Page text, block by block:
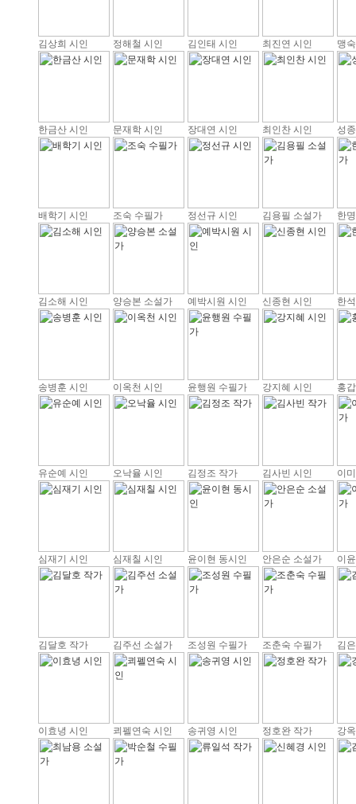
김상희 시인 정해철 시인 김인태 시인 최진연 시인 맹
한금산 시인 문재학 시인 장대연 시인 최인찬 시인 성
배학기 시인 조숙 수필가 정선규 시인 김용필 소설가 한
김소해 시인 양승본 소설가 예박시원 시인 신종현 시인 한
송병훈 시인 이옥천 시인 윤행원 수필가 강지혜 시인 홍
유순예 시인 오낙율 시인 김정조 작가 김사빈 시인 이
심재기 시인 심재칠 시인 윤이현 동시인 안은순 소설가 이
김달호 작가 김주선 소설가 조성원 수필가 조춘숙 수필가 김
이효녕 시인 쾨펠연숙 시인 송귀영 시인 정호완 작가 강